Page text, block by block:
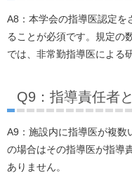
A8：本学会の指導医認定を
ることが必須です。規定の
では、非常勤指導医による
Q9：指導責任者
A9：施設内に指導医が複数
の場合はその指導医が指導
ありません。